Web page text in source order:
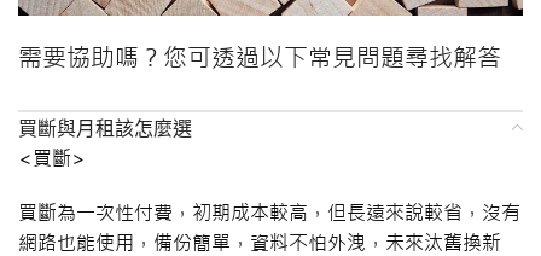
需要協助嗎？您可透過以下常見問題尋找解答
買斷與月租該怎麼選
<買斷>
買斷為一次性付費，初期成本較高，但長遠來說較省，沒有
網路也能使用，備份簡單，資料不怕外洩，未來汰舊換新